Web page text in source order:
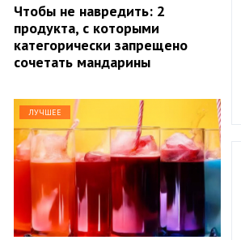
Чтобы не навредить: 2
продукта, с которыми
категорически запрещено
сочетать мандарины
ЛУЧШЕЕ